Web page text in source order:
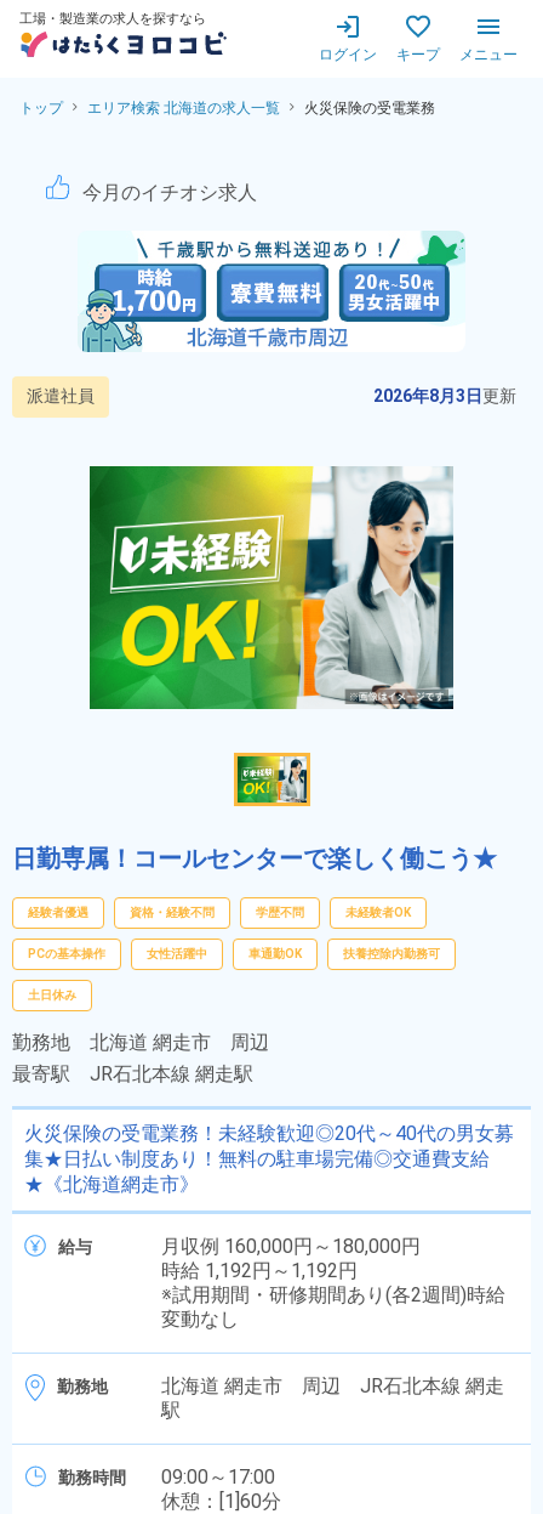
工場・製造業の求人を探すなら
ログイン キープ メニュー
トップ エリア検索 北海道の求人一覧 火災保険の受電業務
火災保険の受電業務！未経
今月のイチオシ求人
派遣社員 2026年8月3日更新
日勤専属！コールセンターで楽しく働こう★
経験者優遇 資格・経験不問 学歴不問 未経験者OK
PCの基本操作 女性活躍中 車通勤OK 扶養控除内勤務可
土日休み
勤務地 北海道 網走市 周辺
最寄駅 JR石北本線 網走駅
火災保険の受電業務！未経験歓迎◎20代～40代の男女募
集★日払い制度あり！無料の駐車場完備◎交通費支給
★《北海道網走市》
給与
月収例 160,000円～180,000円
時給 1,192円～1,192円
※試用期間・研修期間あり(各2週間)時給
変動なし
勤務地
北海道 網走市 周辺 JR石北本線 網走
駅
勤務時間
09:00～17:00
休憩：[1]60分